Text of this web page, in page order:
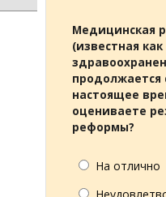
Медицинская
(известная
продолжается
настоящее
оцениваете
реформы?
На отлично